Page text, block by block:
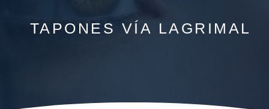
TAPONES VÍA LAGRIMAL